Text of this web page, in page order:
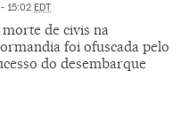
15:02 EDT
de civis na
foi ofuscada pelo
do desembarque